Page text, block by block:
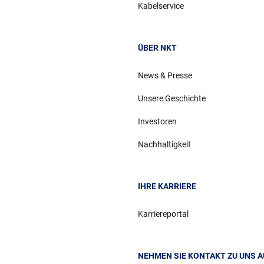
Kabelservice
ÜBER NKT
News & Presse
Unsere Geschichte
Investoren
Nachhaltigkeit
IHRE KARRIERE
Karriereportal
NEHMEN SIE KONTAKT ZU UNS